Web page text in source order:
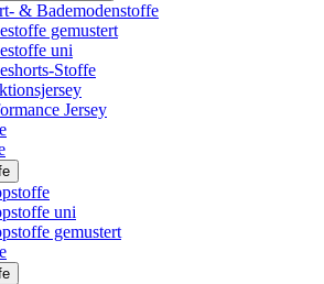
& Bademodenstoffe
gemustert
uni
Stoffe
Jersey
uni
gemustert